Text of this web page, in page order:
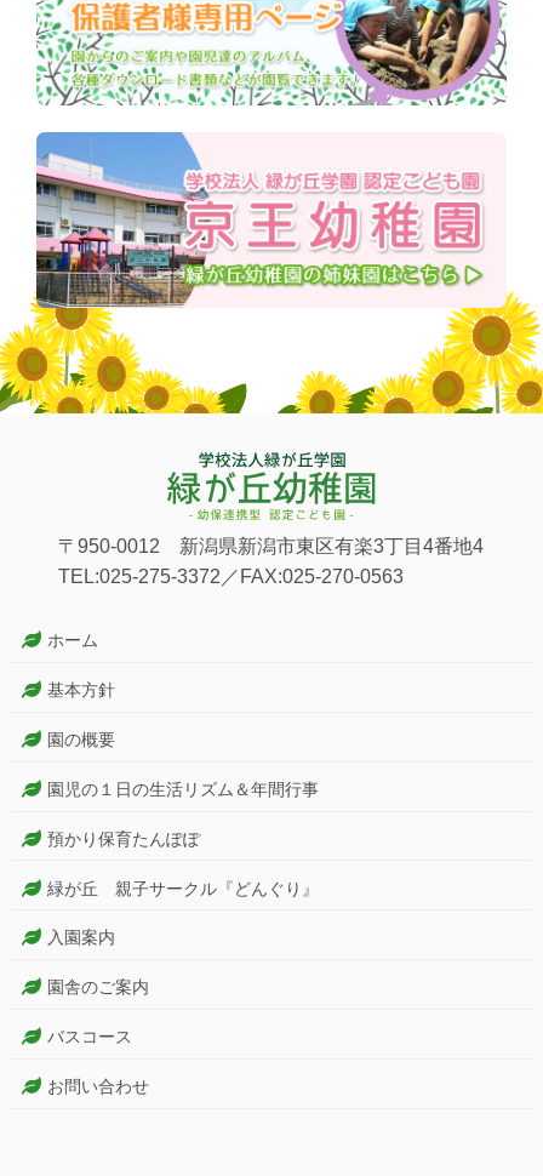
〒950-0012 新潟県新潟市東区有楽3丁目4番地4
TEL:025-275-3372／FAX:025-270-0563
ホーム
基本方針
園の概要
園児の１日の生活リズム＆年間行事
預かり保育たんぽぽ
緑が丘 親子サークル『どんぐり』
入園案内
園舎のご案内
バスコース
お問い合わせ